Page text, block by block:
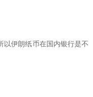
以伊朗纸币在国内银行是不